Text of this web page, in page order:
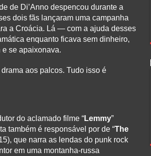
de Di’Anno despencou durante a
dois fãs lançaram uma campanha
a Croácia. Lá — com a ajuda desses
enquanto ficava sem dinheiro,
se apaixonava.
aos palcos. Tudo isso é
do aclamado filme “Lemmy”
também é responsável por de “The
que narra as lendas do punk rock
em uma montanha-russa